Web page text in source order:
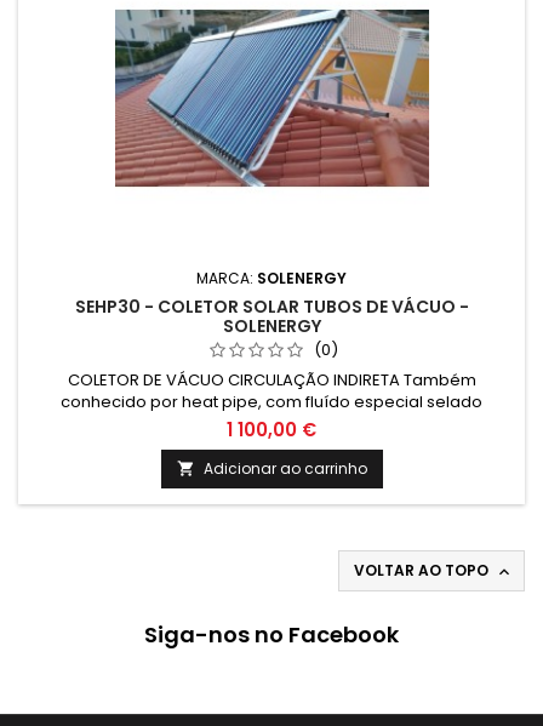
MARCA: SOLENERGY
SEHP30 - COLETOR SOLAR TUBOS DE VÁCUO -
SOLENERGY
(0)
COLETOR DE VÁCUO CIRCULAÇÃO INDIRETA Também
conhecido por heat pipe, com fluído especial selado
hermeticamente que evapora, condensa e promove
transferência de calor num processo fechado e cíclico, sem
perdas.
1 100,00 €
 Adicionar ao carrinho
VOLTAR AO TOPO 
Siga-nos no Facebook